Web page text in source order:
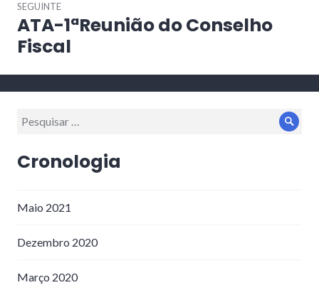
SEGUINTE
Artigo
seguinte:
ATA-1ªReunião do Conselho
Fiscal
Procurar
Cronologia
Maio 2021
Dezembro 2020
Março 2020